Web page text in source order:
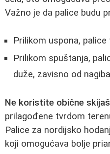
Važno je da palice budu
Prilikom uspona,
Prilikom spuštanja,
duže, zavisno od
Ne koristite obične
prilagođene tvrdom
Palice za nordijsko
koji omogućava bolje